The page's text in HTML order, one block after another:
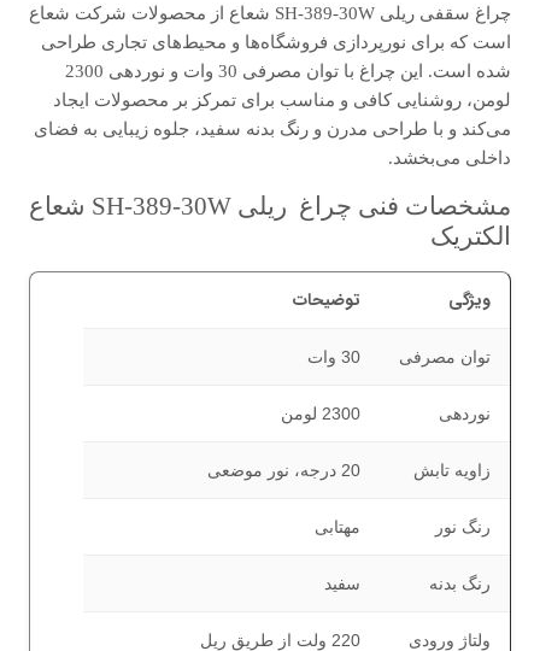
چراغ سقفى ریلى SH-389-30W شعاع از محصولات شرکت شعاع
است که برای نورپردازی فروشگاه‌ها و محیط‌های تجاری طراحی
شده است. این چراغ با توان مصرفی 30 وات و نوردهی 2300
لومن، روشنایی کافی و مناسب برای تمرکز بر محصولات ایجاد
می‌کند و با طراحی مدرن و رنگ بدنه سفید، جلوه زیبایی به فضای
داخلی می‌بخشد.
مشخصات فنی چراغ ریلى SH-389-30W شعاع
الکتریک
ویژگی توضیحات
توان مصرفی 30 وات
نوردهی 2300 لومن
زاویه تابش 20 درجه، نور موضعی
رنگ نور مهتابی
رنگ بدنه سفید
ولتاژ ورودی 220 ولت از طریق ریل